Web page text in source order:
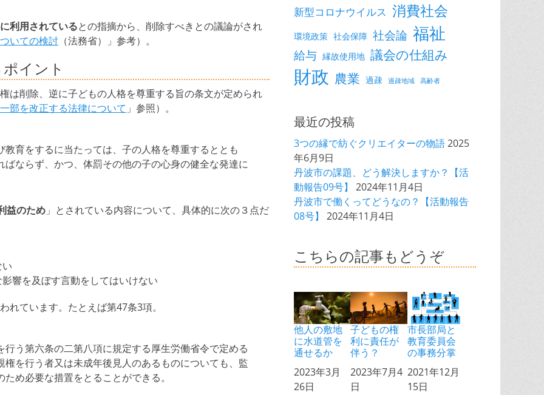
利用されているとの指摘から、削除すべきとの議論がされ
いての検討 （法務省）」参考）。
イント
削除、逆に子どもの人格を尊重する旨の条文が定められ
部を改正する法律について 」参照）。
育をするに当たっては、子の人格を尊重するととも
ならず、かつ、体罰その他の子の心身の健全な発達に
益のため 」とされている内容について、具体的に次の３点だ
響を及ぼす言動をしてはいけない
れています。たとえば第47条3項。
う第六条の二第八項に規定する厚生労働省令で定める
を行う者又は未成年後見人のあるものについても、監
め必要な措置をとることができる。
新型コロナウイルス 消費社会
環境政策 社会保障 社会論 福祉
給与 縁故使用地 議会の仕組み
財政 農業 過疎 過疎地域 高齢者
最近の投稿
3つの縁で紡ぐクリエイターの物語2025
年6月9日
丹波市の課題、どう解決しますか？【活
動報告09号】
2024年11月4日
丹波市で働くってどうなの？【活動報告
08号】
2024年11月4日
こちらの記事もどうぞ
他人の敷地
に水道管を
通せるか
日付
2023年3月
26日
子どもの権
利に責任が
伴う？
日付
2023年7月4
日
市長部局と
教育委員会
の事務分掌
日付
2021年12月
15日